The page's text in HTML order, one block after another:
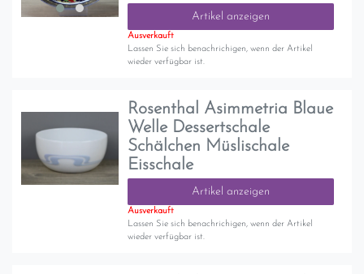
Artikel anzeigen
Ausverkauft
Lassen Sie sich benachrichigen, wenn der Artikel
wieder verfügbar ist.
Rosenthal Asimmetria Blaue
Welle Dessertschale
Schälchen Müslischale
Eisschale
Artikel anzeigen
Ausverkauft
Lassen Sie sich benachrichigen, wenn der Artikel
wieder verfügbar ist.